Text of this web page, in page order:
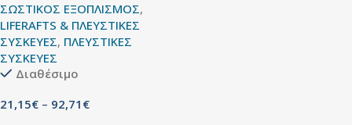
ΣΩΣΤΙΚΟΣ ΕΞΟΠΛΙΣΜΟΣ,
LIFERAFTS & ΠΛΕΥΣΤΙΚΕΣ
ΣΥΣΚΕΥΕΣ, ΠΛΕΥΣΤΙΚΕΣ
ΣΥΣΚΕΥΕΣ
Διαθέσιμο
21,15€ – 92,71 €